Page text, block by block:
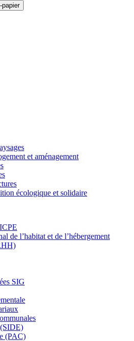
papier
et aménagement
écologique et solidaire
de l’habitat et de l’hébergement
SIG
(PAC)